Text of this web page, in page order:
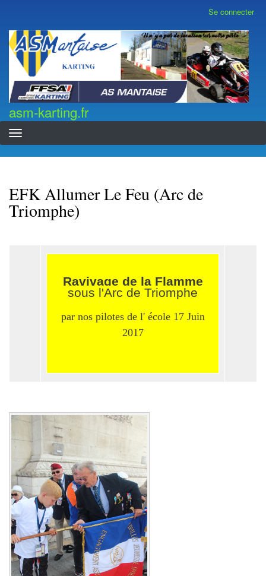
contenu
principal
compte
de
l'utilisateur
Se connecter
asm-karting.fr
asm-karting.fr
EFK Allumer Le Feu (Arc de
Triomphe)
Ravivage de la Flamme
sous l'Arc de Triomphe
par nos pilotes de l' école 17 Juin
2017